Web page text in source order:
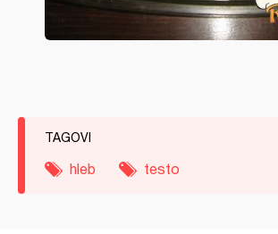
TAGOVI
hleb testo